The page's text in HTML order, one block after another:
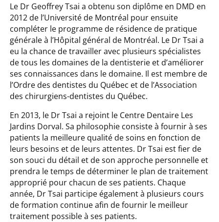
Le Dr Geoffrey Tsai a obtenu son diplôme en DMD en
2012 de l’Université de Montréal pour ensuite
compléter le programme de résidence de pratique
générale à l’Hôpital général de Montréal. Le Dr Tsai a
eu la chance de travailler avec plusieurs spécialistes
de tous les domaines de la dentisterie et d’améliorer
ses connaissances dans le domaine. Il est membre de
l’Ordre des dentistes du Québec et de l’Association
des chirurgiens-dentistes du Québec.
En 2013, le Dr Tsai a rejoint le Centre Dentaire Les
Jardins Dorval. Sa philosophie consiste à fournir à ses
patients la meilleure qualité de soins en fonction de
leurs besoins et de leurs attentes. Dr Tsai est fier de
son souci du détail et de son approche personnelle et
prendra le temps de déterminer le plan de traitement
approprié pour chacun de ses patients. Chaque
année, Dr Tsai participe également à plusieurs cours
de formation continue afin de fournir le meilleur
traitement possible à ses patients.